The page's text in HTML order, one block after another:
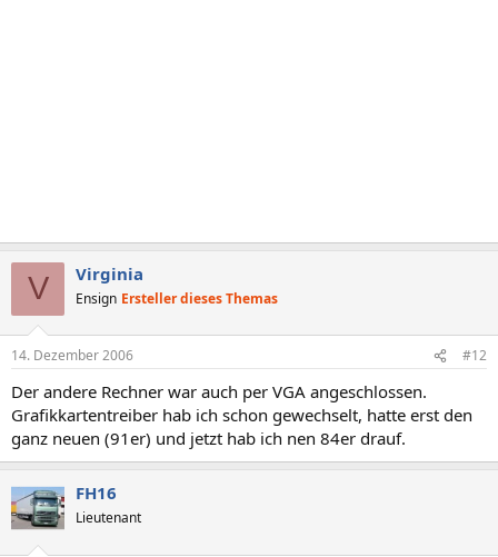
V Virginia
Ensign Ersteller dieses Themas
14. Dezember 2006 #12
Der andere Rechner war auch per VGA angeschlossen.
Grafikkartentreiber hab ich schon gewechselt, hatte erst den
ganz neuen (91er) und jetzt hab ich nen 84er drauf.
FH16
Lieutenant